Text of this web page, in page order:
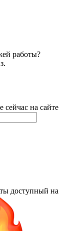
работы?
на сайте
доступный на